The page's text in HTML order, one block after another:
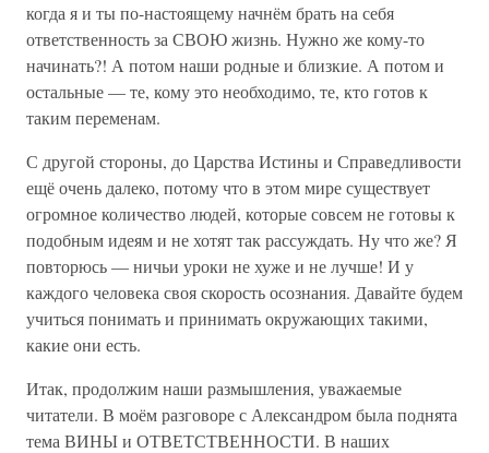
когда я и ты по-настоящему начнём брать на себя
ответственность за СВОЮ жизнь. Нужно же кому-то
начинать?! А потом наши родные и близкие. А потом и
остальные — те, кому это необходимо, те, кто готов к
таким переменам.
С другой стороны, до Царства Истины и Справедливости
ещё очень далеко, потому что в этом мире существует
огромное количество людей, которые совсем не готовы к
подобным идеям и не хотят так рассуждать. Ну что же? Я
повторюсь — ничьи уроки не хуже и не лучше! И у
каждого человека своя скорость осознания. Давайте будем
учиться понимать и принимать окружающих такими,
какие они есть.
Итак, продолжим наши размышления, уважаемые
читатели. В моём разговоре с Александром была поднята
тема ВИНЫ и ОТВЕТСТВЕННОСТИ. В наших